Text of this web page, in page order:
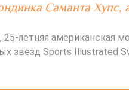
Саманта Хупс,
25-летняя американская
звезд Sports Illustrated